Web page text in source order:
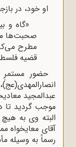
او خود، در
«گاه ‌و
صحبت‌ها
مطرح
قضیه
حضور
عبدالمجید
موجب گردید تا
البته وی به
آقای معایخواه
رسماً به وسیله